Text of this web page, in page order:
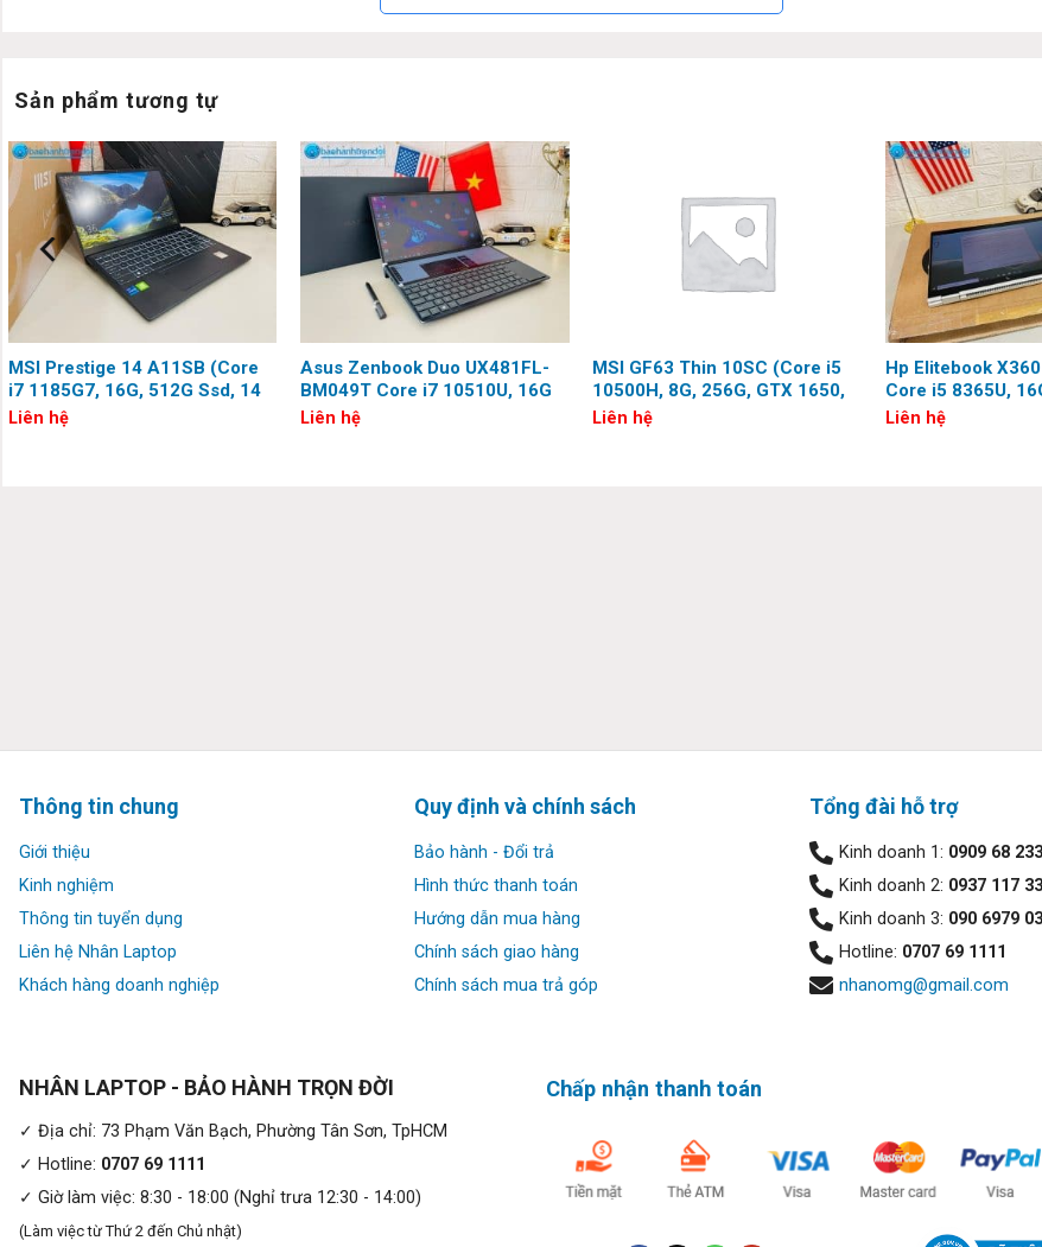
thiết kế mỏng nhẹ, hiệu năng ổn định và khả năng đa nhiệm tốt. Màn hình 15.6 inch với độ phân giải Full HD mang lại trải
dung sắc nét, phù hợp cho cả công việc và giải trí.
Bàn phím củaLenovo Ideapad Slim 3 15AMN8được thiết kế ergonomic, tạo cảm giác gõ thoải mái trong thời gian dài.
rãi và nhạy bén cũng là một điểm cộng đáng kể. Hệ thống âm thanh được tinh chỉnh bởi Dolby Audio mang lại trải nghiệm âm
Sản phẩm tương tự
MSI Prestige 14 A11SB (Core
i7 1185G7, 16G, 512G Ssd, 14
inch, Full HD)
Liên hệ
Asus Zenbook Duo UX481FL-
BM049T Core i7 10510U, 16G
Ram, 512G Ssd, NVIDIA
Liên hệ
MSI GF63 Thin 10SC (Core i5
10500H, 8G, 256G, GTX 1650,
15.6″, FHD)
Liên hệ
Hp Elitebook
Core i5 8365U,
Ssd, Full HD, Touch
Liên hệ
Thông tin chung
Giới thiệu
Kinh nghiệm
Thông tin tuyển dụng
Liên hệ Nhân Laptop
Khách hàng doanh nghiệp
Quy định và chính sách
Bảo hành - Đổi trả
Hình thức thanh toán
Hướng dẫn mua hàng
Chính sách giao hàng
Chính sách mua trả góp
Tổng đài hỗ trợ
Kinh doanh 1: 0909 68
Kinh doanh 2: 0937 117
Kinh doanh 3: 090 6979
Hotline: 0707 69 1111
nhanomg@gmail.com
NHÂN LAPTOP - BẢO HÀNH TRỌN ĐỜI
✓ Địa chỉ: 73 Phạm Văn Bạch, Phường Tân Sơn, TpHCM
✓ Hotline: 0707 69 1111
✓ Giờ làm việc: 8:30 - 18:00 (Nghỉ trưa 12:30 - 14:00)
(Làm việc từ Thứ 2 đến Chủ nhật)
Chấp nhận thanh toán